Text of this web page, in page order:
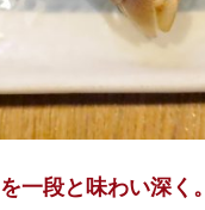
一段と味わい深く。